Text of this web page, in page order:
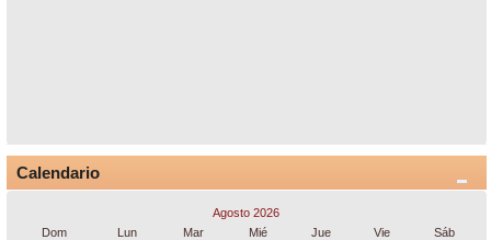
Calendario
Agosto 2026
Dom
Lun Mar Mié Jue Vie
Sáb